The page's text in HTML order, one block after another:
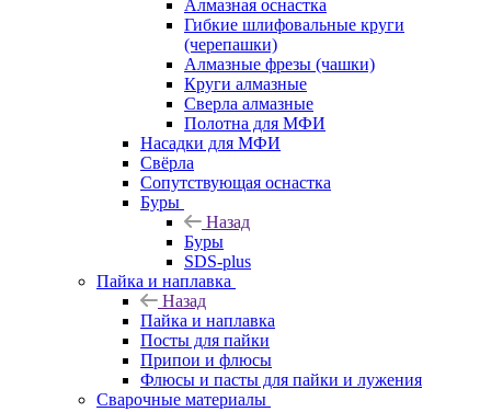
Алмазная оснастка
Гибкие шлифовальные круги
(черепашки)
Алмазные фрезы (чашки)
Круги алмазные
Сверла алмазные
Полотна для МФИ
Насадки для МФИ
Свёрла
Сопутствующая оснастка
Буры
Назад
Буры
SDS-plus
Пайка и наплавка
Назад
Пайка и наплавка
Посты для пайки
Припои и флюсы
Флюсы и пасты для пайки и лужения
Сварочные материалы